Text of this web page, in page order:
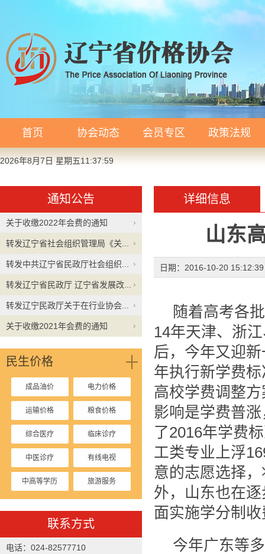
首页 协会动态 会员专区 政策法规
2026年8月7日 星期五11:37:59
通知公告
关于收缴2022年会费的通知
转发辽宁省社会组织管理局《关...
转发中共辽宁省民政厅社会组织...
转发辽宁省民政厅 辽宁省发展改...
转发辽宁民政厅关于在行业协会...
关于收缴2021年会费的通知
民生价格
成品油价 电力价格
运输价格 粮食价格
综合医疗 临床诊疗
中医诊疗 有线电视
中高等学历 旅游服务
联系方式
电话：024-82577710
详细信息
山东
日期：2016-10-20
随着高考各
14年天津、浙
后，今年又迎
年执行新学费
高校学费调整
影响是学费普
了2016年学费
工类专业上浮
意的志愿选择
外，山东也在
面实施学分制
今年广东等